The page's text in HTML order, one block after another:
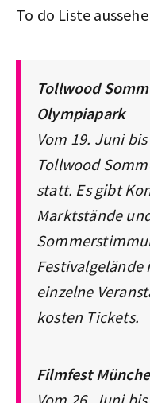
To do Liste
Tollwood
Olympiapark
Vom 19. Juni
Tollwood
statt. Es gibt
Marktstände
Festivalgelände
einzelne
kosten Tickets.
Filmfest